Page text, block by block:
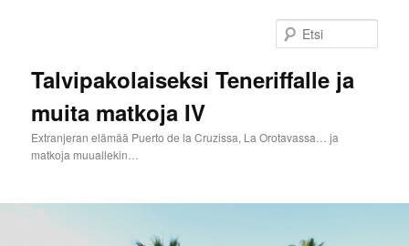
Talvipakolaiseksi Teneriffalle ja
muita matkoja IV
Extranjeran elämää Puerto de la Cruzissa, La Orotavassa… ja
matkoja muuallekin…